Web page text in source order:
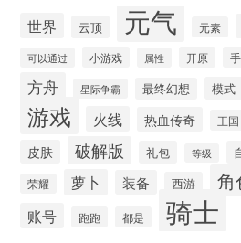
世界 云顶 元气 元素
可以通过 小游戏 属性 开原
方舟 星际争霸 最终幻想 模式
游戏 火线 热血传奇 王国
皮肤 破解版 礼包 等级
荣耀 萝卜 装备 西游 角
账号 跑跑 都是 骑士